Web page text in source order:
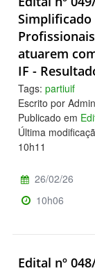
Simplificado
atuarem
IF -
Tags: partiuif
Escrito por
Publicado em
Última
10h11
26/02/26
10h06
Edital nº